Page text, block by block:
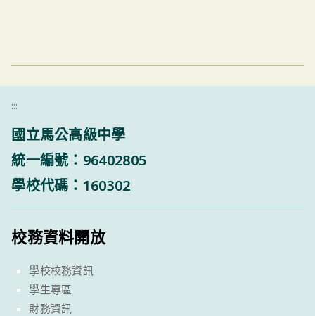
:::
國立馬公高級中學
統一編號：96402805
學校代碼：160302
校務資料開放
學校校務資訊
學生專區
財務資訊